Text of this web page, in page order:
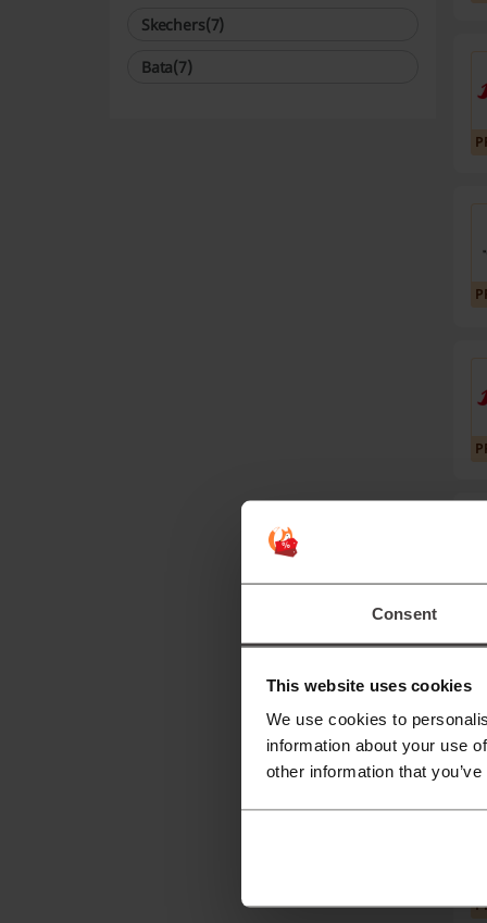
Consent
This website uses cookies
We use cookies to
information about your use
other information that
Skechers(7)
Bata(7)